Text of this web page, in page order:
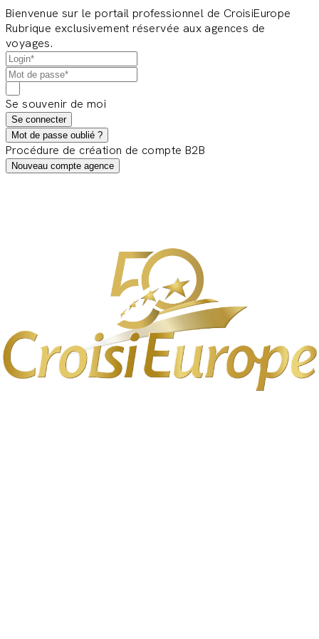
Bienvenue sur le portail professionnel de CroisiEurope
Rubrique exclusivement réservée aux agences de
voyages.
Se souvenir de moi
Se connecter
Mot de passe oublié ?
Procédure de création de compte B2B
Nouveau compte agence